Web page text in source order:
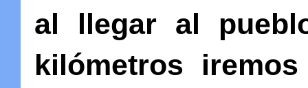
al llegar al
kilómetros